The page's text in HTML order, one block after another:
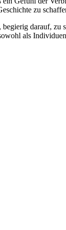
zu
darauf, zu
als